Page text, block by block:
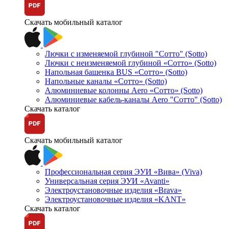
Скачать мобильный каталог
Лючки с изменяемой глубиной "Сотто" (Sotto)
Лючки с неизменяемой глубиной «Сотто» (Sotto)
Напольная башенка BUS «Сотто» (Sotto)
Напольные каналы «Сотто» (Sotto)
Алюминиевые колонны Aero «Сотто» (Sotto)
Алюминиевые кабель-каналы Aero "Сотто" (Sotto)
Скачать каталог
Скачать мобильный каталог
Профессиональная серия ЭУИ «Вива» (Viva)
Универсальная серия ЭУИ «Avanti»
Электроустановочные изделия «Brava»
Электроустановочные изделия «KANT»
Скачать каталог